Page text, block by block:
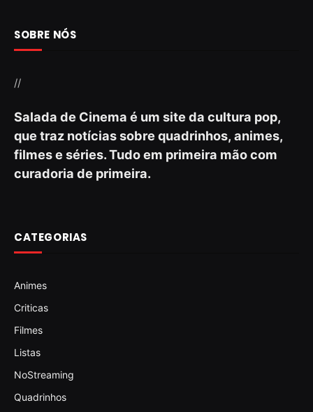
SOBRE NÓS
//
Salada de Cinema é um site da cultura pop,
que traz notícias sobre quadrinhos, animes,
filmes e séries. Tudo em primeira mão com
curadoria de primeira.
CATEGORIAS
Animes
Criticas
Filmes
Listas
NoStreaming
Quadrinhos